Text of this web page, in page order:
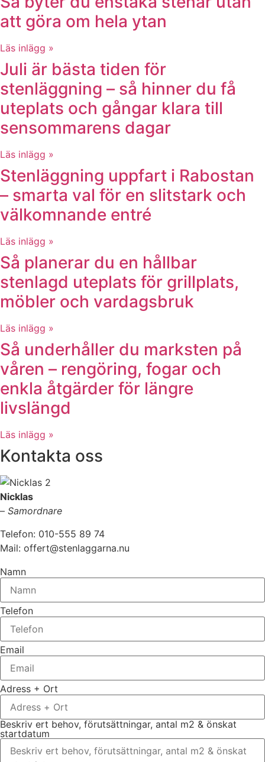
att göra om hela ytan
Läs inlägg »
Juli är bästa tiden för
stenläggning – så hinner du få
uteplats och gångar klara till
sensommarens dagar
Läs inlägg »
Stenläggning uppfart i Rabostan
– smarta val för en slitstark och
välkomnande entré
Läs inlägg »
Så planerar du en hållbar
stenlagd uteplats för grillplats,
möbler och vardagsbruk
Läs inlägg »
Så underhåller du marksten på
våren – rengöring, fogar och
enkla åtgärder för längre
livslängd
Läs inlägg »
Kontakta oss
Nicklas
– Samordnare
Telefon: 010-555 89 74
Mail: offert@stenlaggarna.nu
Namn
Telefon
Email
Adress + Ort
Beskriv ert behov, förutsättningar, antal m2 & önskat
startdatum